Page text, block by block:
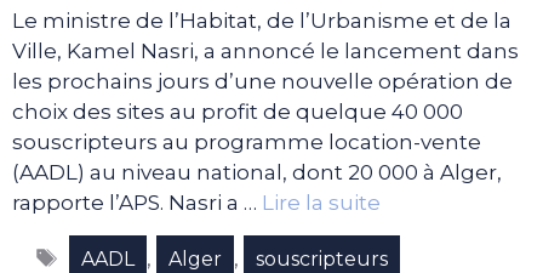
Le ministre de l’Habitat, de l’Urbanisme et de la
Ville, Kamel Nasri, a annoncé le lancement dans
les prochains jours d’une nouvelle opération de
choix des sites au profit de quelque 40 000
souscripteurs au programme location-vente
(AADL) au niveau national, dont 20 000 à Alger,
rapporte l’APS. Nasri a … Lire la suite
Étiquettes
AADL , Alger , souscripteurs